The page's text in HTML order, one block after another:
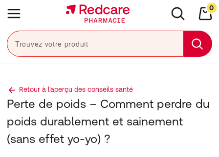
Menu
Rechercher
0
Trouvez votre produit
navigation
Close navigation
Retour à l'aperçu des conseils santé
Perte de poids – Comment perdre du
poids durablement et sainement
(sans effet yo-yo) ?